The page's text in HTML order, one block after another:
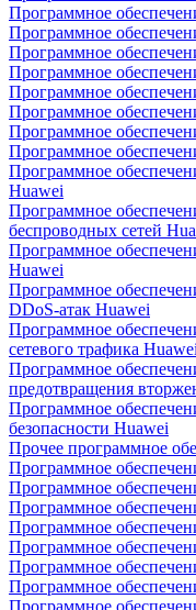
Программное
Программное
Программное
Программное
Программное
Программное
Программное
Программное
Программное
Huawei
Программное
беспроводных сетей
Программное
Huawei
Программное
DDoS-атак Huawei
Программное
сетевого трафика Huawei
Программное
предотвращения
Программное
безопасности Huawei
Прочее программное
Программное
Программное
Программное
Программное
Программное
Программное
Программное
Программное